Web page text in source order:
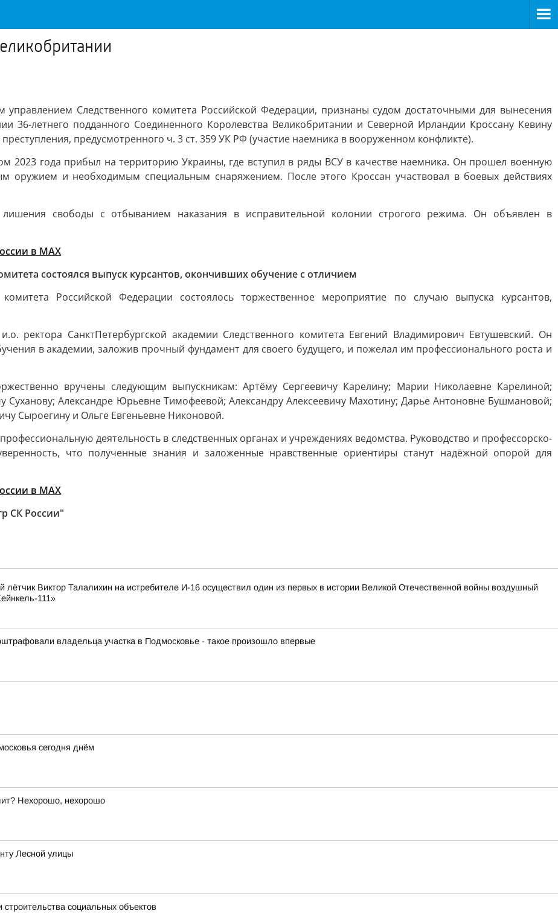
управлением Следственного комитета Российской Федерации, признаны судом достаточными для вынесения
36-летнего подданного Соединенного Королевства Великобритании и Северной Ирландии Кроссану Кевину
предусмотренного ч. 3 ст. 359 УК РФ (участие наемника в вооруженном конфликте).
2023 года прибыл на территорию Украины, где вступил в ряды ВСУ в качестве наемника. Он прошел военную
оружием и необходимым специальным снаряжением. После этого Кроссан участвовал в боевых действиях
свободы с отбыванием наказания в исправительной колонии строгого режима. Он объявлен в
в MAХ
состоялся выпуск курсантов, окончивших обучение с отличием
Российской Федерации состоялось торжественное мероприятие по случаю выпуска курсантов,
ректора СанктПетербургской академии Следственного комитета Евгений Владимирович Евтушевский. Он
в академии, заложив прочный фундамент для своего будущего, и пожелал им профессионального роста и
вручены следующим выпускникам: Артёму Сергеевичу Карелину; Марии Николаевне Карелиной;
Суханову; Александре Юрьевне Тимофеевой; Александру Алексеевичу Махотину; Дарье Антоновне Бушмановой;
Сыроегину и Ольге Евгеньевне Никоновой.
деятельность в следственных органах и учреждениях ведомства. Руководство и профессорско-
что полученные знания и заложенные нравственные ориентиры станут надёжной опорой для
в MAХ
СК России"
лётчик Виктор Талалихин на истребителе И-16 осуществил один из первых в истории Великой Отечественной войны воздушный
111»
владельца участка в Подмосковье - такое произошло впервые
сегодня днём
Нехорошо, нехорошо
Лесной улицы
социальных объектов